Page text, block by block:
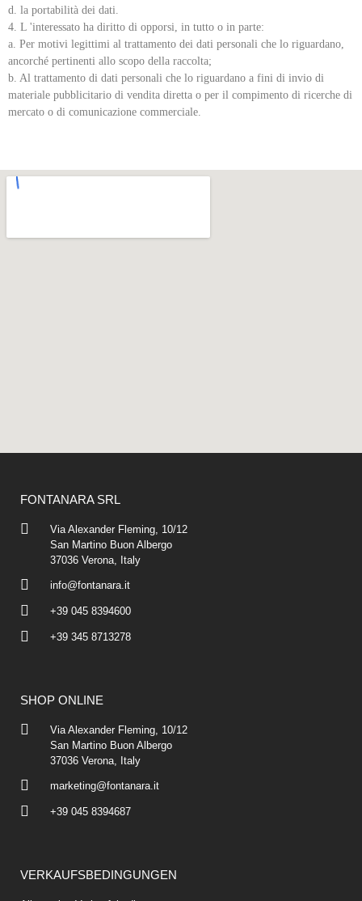
d. la portabilità dei dati.
L 'interessato ha diritto di opporsi, in tutto o in parte:
a. Per motivi legittimi al trattamento dei dati personali che lo riguardano,
ancorché pertinenti allo scopo della raccolta;
b. Al trattamento di dati personali che lo riguardano a fini di invio di
materiale pubblicitario di vendita diretta o per il compimento di ricerche di
mercato o di comunicazione commerciale.
FONTANARA SRL
Via Alexander Fleming, 10/12
San Martino Buon Albergo
37036 Verona, Italy
info@fontanara.it
+39 045 8394600
+39 345 8713278
SHOP ONLINE
Via Alexander Fleming, 10/12
San Martino Buon Albergo
37036 Verona, Italy
marketing@fontanara.it
+39 045 8394687
VERKAUFSBEDINGUNGEN